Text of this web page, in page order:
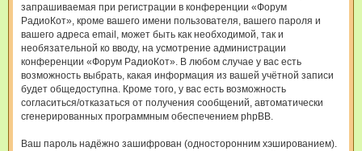
запрашиваемая при регистрации в конференции «Форум
РадиоКот», кроме вашего имени пользователя, вашего пароля и
вашего адреса email, может быть как необходимой, так и
необязательной ко вводу, на усмотрение администрации
конференции «Форум РадиоКот». В любом случае у вас есть
возможность выбрать, какая информация из вашей учётной записи
будет общедоступна. Кроме того, у вас есть возможность
согласиться/отказаться от получения сообщений, автоматически
сгенерированных программным обеспечением phpBB.
Ваш пароль надёжно зашифрован (односторонним хэшированием).